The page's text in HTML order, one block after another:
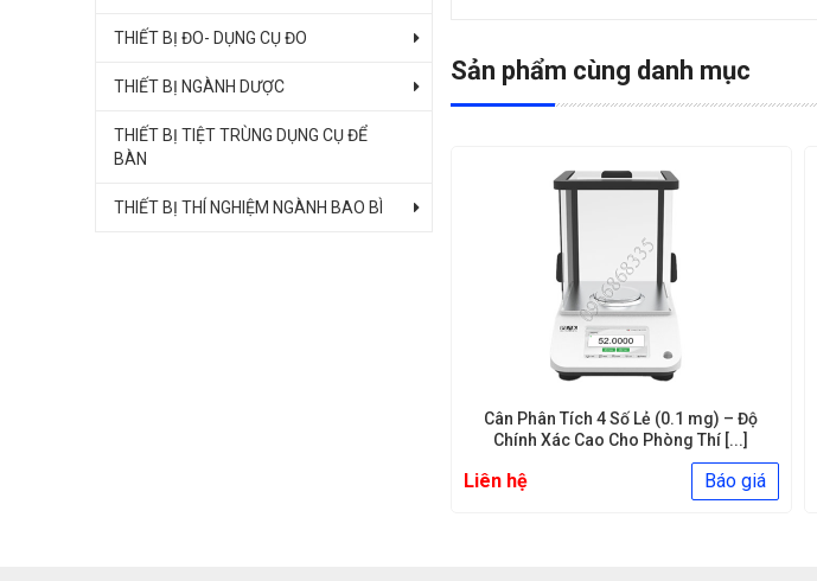
THIẾT BỊ ĐO- DỤNG CỤ ĐO
THIẾT BỊ NGÀNH DƯỢC
THIẾT BỊ TIỆT TRÙNG DỤNG CỤ ĐỂ
BÀN
THIẾT BỊ THÍ NGHIỆM NGÀNH BAO BÌ
Sản phẩm cùng danh mục
Cân Phân Tích 4 Số Lẻ (0.1 mg) – Độ
Chính Xác Cao Cho Phòng Thí [...]
Liên hệ Báo giá